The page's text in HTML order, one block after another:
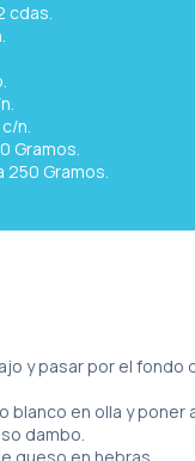
cdas.
n.
Gramos.
250 Gramos.
y pasar por el fondo
blanco en olla y poner
dambo.